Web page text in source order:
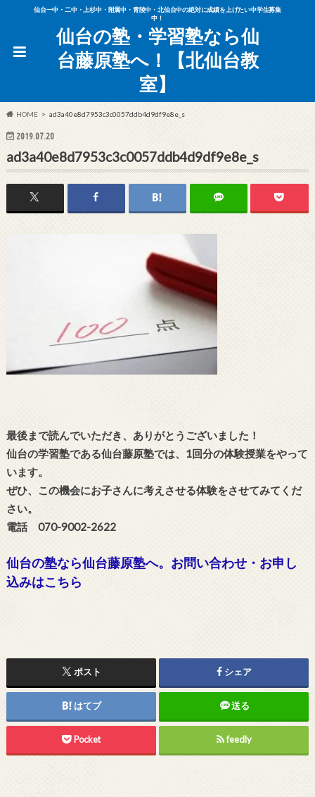
仙台一中・二中・上杉中・附属中・青陵中・北仙台中の絶対に成績を上げたい中学生募集
中！
仙台の塾・学習塾なら仙
台藤原塾へ！【北仙台教
室】
HOME ad3a40e8d7953c3c0057ddb4d9df9e8e_s
2019.07.20
ad3a40e8d7953c3c0057ddb4d9df9e8e_s
最後まで読んでいただき、ありがとうございました！
仙台の学習塾である仙台藤原塾では、1回分の体験授業をやって
います。
ぜひ、この機会にお子さんに考えさせる体験をさせてみてくだ
さい。
電話 070-9002-2622
仙台の塾なら仙台藤原塾へ。お問い合わせ・お申し
込みはこちら
ポスト シェア
はてブ 送る
Pocket feedly